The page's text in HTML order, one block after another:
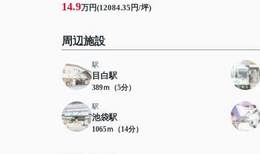
14.9万円(12084.35円/坪)
周辺施設
駅
目白駅
389ｍ（5分）
駅
池袋駅
1065ｍ（14分）